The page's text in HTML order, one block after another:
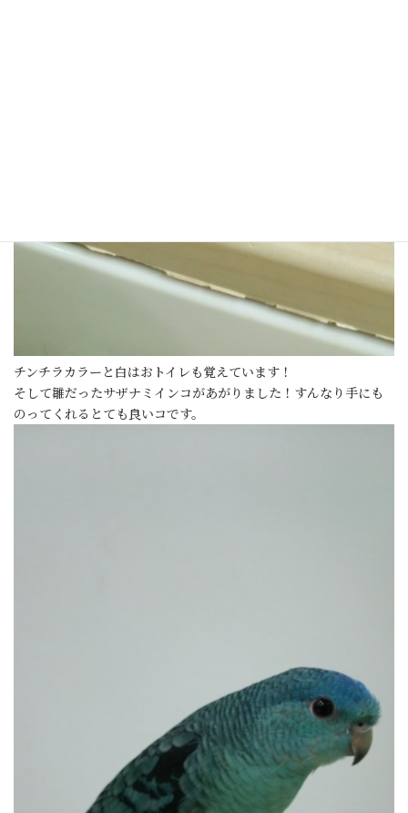
チンチラカラーと白はおトイレも覚えています！
そして雛だったサザナミインコがあがりました！すんなり手にも
のってくれるとても良いコです。